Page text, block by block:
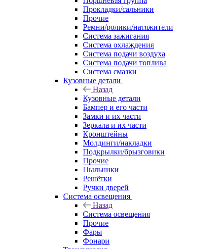
Прокладки/сальники
Прочие
Ремни/ролики/натяжители
Система зажигания
Система охлаждения
Система подачи воздуха
Система подачи топлива
Система смазки
Кузовные детали
Назад
Кузовные детали
Бампер и его части
Замки и их части
Зеркала и их части
Кронштейны
Молдинги/накладки
Подкрылки/брызговики
Прочие
Пыльники
Решётки
Ручки дверей
Система освещения
Назад
Система освещения
Прочие
Фары
Фонари